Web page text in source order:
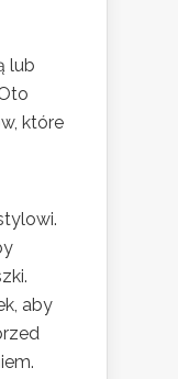
lub
które
aby